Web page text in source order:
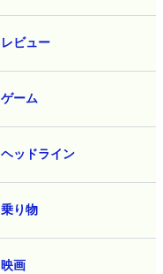
レビュー
ゲーム
ヘッドライン
乗り物
映画